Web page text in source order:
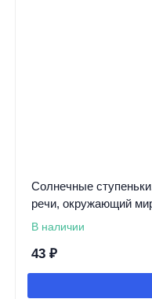
Солнечные
речи, окружающий
В наличии
43 ₽